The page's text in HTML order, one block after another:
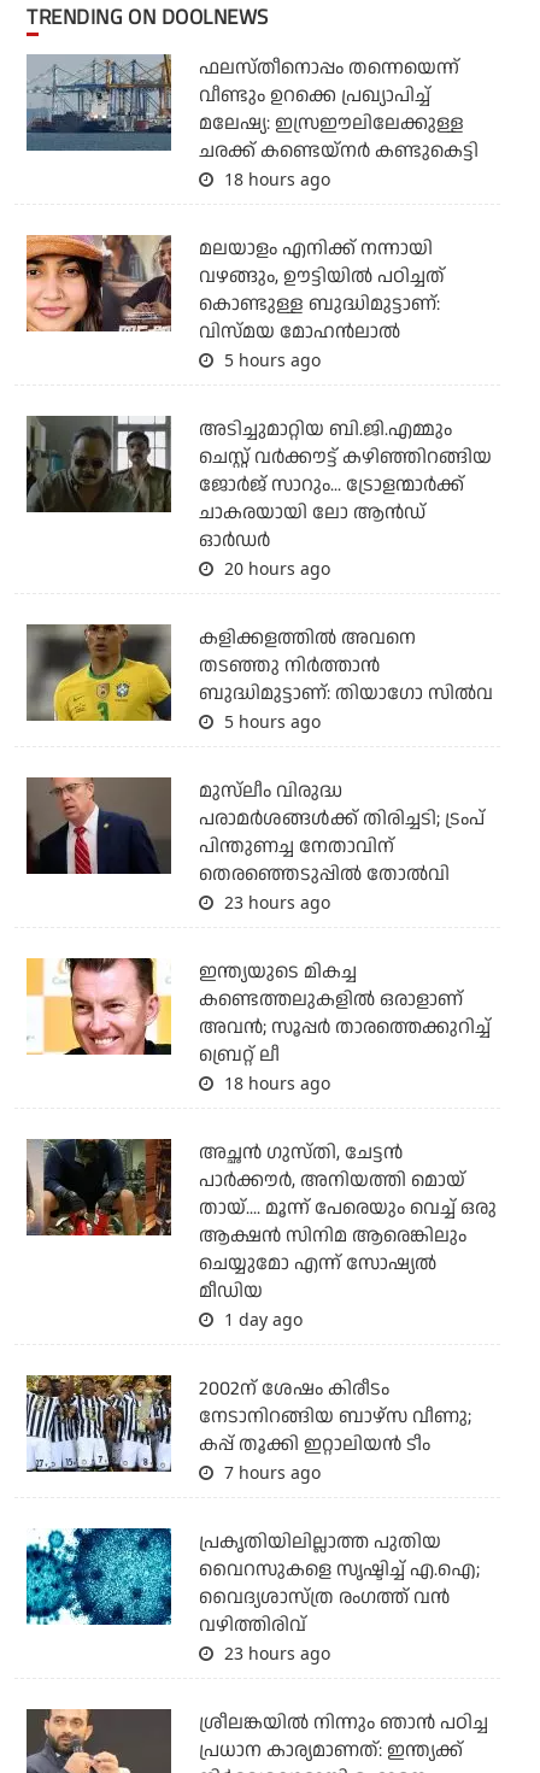
TRENDING ON DOOLNEWS
ഫലസ്തീനൊപ്പം തന്നെയെന്ന്
വീണ്ടും ഉറക്കെ പ്രഖ്യാപിച്ച്
മലേഷ്യ: ഇസ്രഈലിലേക്കുള്ള
ചരക്ക് കണ്ടെയ്‌നര്‍ കണ്ടുകെട്ടി
18 hours ago
മലയാളം എനിക്ക് നന്നായി
വഴങ്ങും, ഊട്ടിയില്‍ പഠിച്ചത്
കൊണ്ടുള്ള ബുദ്ധിമുട്ടാണ്:
വിസ്മയ മോഹന്‍ലാല്‍
5 hours ago
അടിച്ചുമാറ്റിയ ബി.ജി.എമ്മും
ചെസ്റ്റ് വര്‍ക്കൗട്ട് കഴിഞ്ഞിറങ്ങിയ
ജോര്‍ജ് സാറും... ട്രോളന്മാര്‍ക്ക്
ചാകരയായി ലോ ആന്‍ഡ്
ഓര്‍ഡര്‍
20 hours ago
കളിക്കളത്തില്‍ അവനെ
തടഞ്ഞു നിര്‍ത്താന്‍
ബുദ്ധിമുട്ടാണ്: തിയാഗോ സില്‍വ
5 hours ago
മുസ്‌ലീം വിരുദ്ധ
പരാമര്‍ശങ്ങള്‍ക്ക് തിരിച്ചടി; ട്രംപ്
പിന്തുണച്ച നേതാവിന്
തെരഞ്ഞെടുപ്പില്‍ തോല്‍വി
23 hours ago
ഇന്ത്യയുടെ മികച്ച
കണ്ടെത്തലുകളില്‍ ഒരാളാണ്
അവന്‍; സൂപ്പര്‍ താരത്തെക്കുറിച്ച്
ബ്രെറ്റ് ലീ
18 hours ago
അച്ഛന്‍ ഗുസ്തി, ചേട്ടന്‍
പാര്‍ക്കൗര്‍, അനിയത്തി മൊയ്
തായ്.... മൂന്ന് പേരെയും വെച്ച് ഒരു
ആക്ഷന്‍ സിനിമ ആരെങ്കിലും
ചെയ്യുമോ എന്ന് സോഷ്യല്‍
മീഡിയ
1 day ago
2002ന് ശേഷം കിരീടം
നേടാനിറങ്ങിയ ബാഴ്സ വീണു;
കപ്പ് തൂക്കി ഇറ്റാലിയൻ ടീം
7 hours ago
പ്രകൃതിയിലില്ലാത്ത പുതിയ
വൈറസുകളെ സൃഷ്ടിച്ച് എ.ഐ;
വൈദ്യശാസ്ത്ര രംഗത്ത് വന്‍
വഴിത്തിരിവ്
23 hours ago
ശ്രീലങ്കയില്‍ നിന്നും ഞാന്‍ പഠിച്ച
പ്രധാന കാര്യമാണത്: ഇന്ത്യക്ക്